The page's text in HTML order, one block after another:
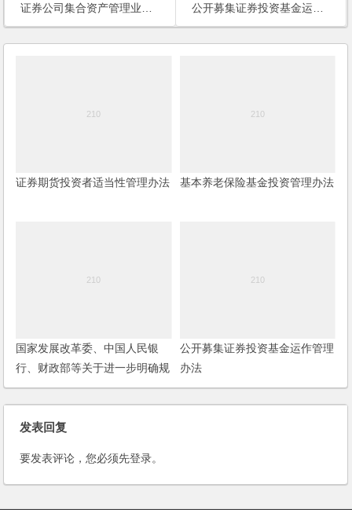
证券公司集合资产管理业务实施细则
公开募集证券投资基金运作管理办法
证券期货投资者适当性管理办法 基本养老保险基金投资管理办法
国家发展改革委、中国人民银
行、财政部等关于进一步明确规
范金融机构资产管理产品投资创
业投资基金和政府出资产业投资
基金有关事项的通知
公开募集证券投资基金运作管理
办法
发表回复
要发表评论，您必须先登录。